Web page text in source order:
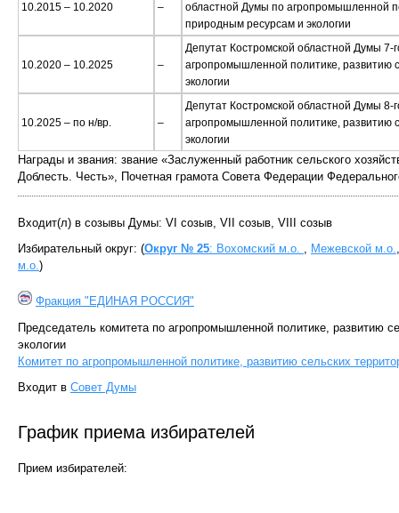
10.2015 – 10.2020 –
областной Думы по агропромышленной
природным ресурсам и экологии
10.2020 – 10.2025 –
Депутат Костромской областной Думы
агропромышленной политике, развитию
экологии
10.2025 – по н/вр. –
Депутат Костромской областной Думы 8-
агропромышленной политике, развитию
экологии
Награды и звания: звание «Заслуженный работник сельского
Доблесть. Честь», Почетная грамота Совета Федерации
Входит(л) в созывы Думы: VI созыв, VII созыв, VIII созыв
Избирательный округ: (Округ № 25: Вохомский м.о. , Межевской м.о.
м.о.)
Фракция "ЕДИНАЯ РОССИЯ"
Председатель комитета по агропромышленной политике, развитию
экологии
Комитет по агропромышленной политике, развитию сельских
Входит в Совет Думы
График приема избирателей
Прием избирателей: